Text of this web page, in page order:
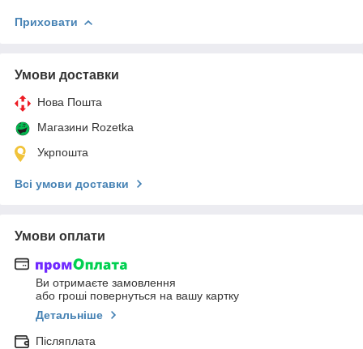
Приховати
Умови доставки
Нова Пошта
Магазини Rozetka
Укрпошта
Всі умови доставки
Умови оплати
Ви отримаєте замовлення
або гроші повернуться на вашу картку
Детальніше
Післяплата